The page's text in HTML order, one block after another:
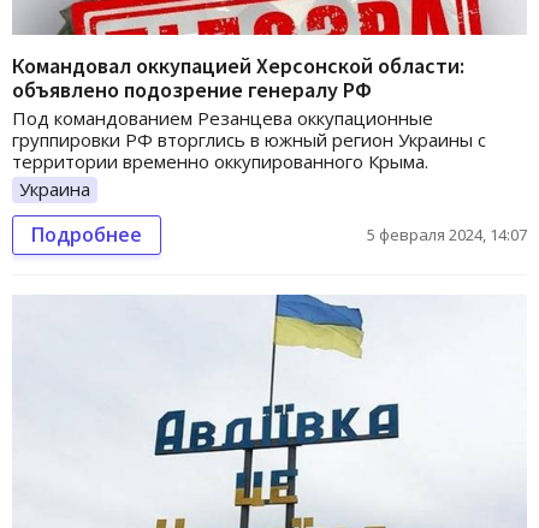
Командовал оккупацией Херсонской области:
объявлено подозрение генералу РФ
Под командованием Резанцева оккупационные
группировки РФ вторглись в южный регион Украины с
территории временно оккупированного Крыма.
Украина
Подробнее 5 февраля 2024, 14:07